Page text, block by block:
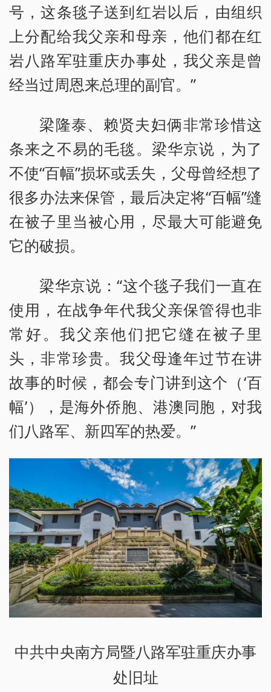
号，这条毯子送到红岩以后，由组织
上分配给我父亲和母亲，他们都在红
岩八路军驻重庆办事处，我父亲是曾
经当过周恩来总理的副官。”
梁隆泰、赖贤夫妇俩非常珍惜这
条来之不易的毛毯。梁华京说，为了
不使“百幅”损坏或丢失，父母曾经想了
很多办法来保管，最后决定将“百幅”缝
在被子里当被心用，尽最大可能避免
它的破损。
梁华京说：“这个毯子我们一直在
使用，在战争年代我父亲保管得也非
常好。我父亲他们把它缝在被子里
头，非常珍贵。我父母逢年过节在讲
故事的时候，都会专门讲到这个（‘百
幅’），是海外侨胞、港澳同胞，对我
们八路军、新四军的热爱。”
中共中央南方局暨八路军驻重庆办事
处旧址